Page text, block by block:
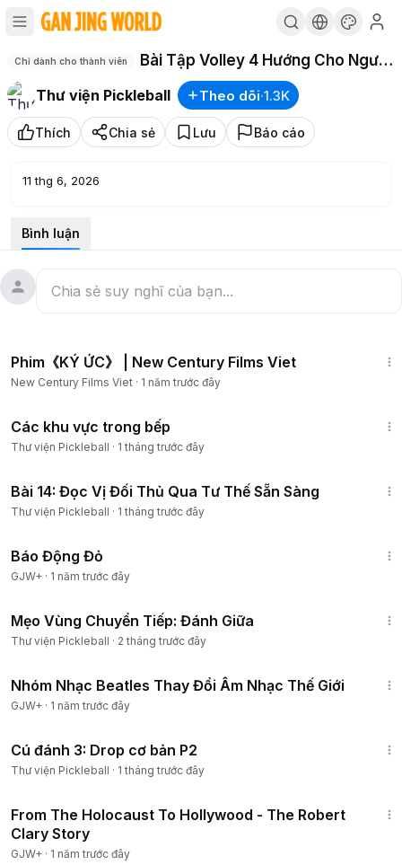
Chỉ dành cho thành viên
Bài Tập Volley 4 Hướng Cho Người
Mới
Thư viện Pickleball
Theo dõi·1.3K
Thích Chia sẻ Lưu Báo cáo
11 thg 6, 2026
Bình luận
Phim《KÝ ỨC》 | New Century Films Viet
New Century Films Viet · 1 năm trước đây
Thành viên
Các khu vực trong bếp
Thư viện Pickleball · 1 tháng trước đây
Thành viên
Bài 14: Đọc Vị Đối Thủ Qua Tư Thế Sẵn Sàng
Thư viện Pickleball · 1 tháng trước đây
Báo Động Đỏ
GJW+ · 1 năm trước đây
Thành viên
Mẹo Vùng Chuyển Tiếp: Đánh Giữa
Thư viện Pickleball · 2 tháng trước đây
Nhóm Nhạc Beatles Thay Đổi Âm Nhạc Thế Giới
GJW+ · 1 năm trước đây
Thành viên
Cú đánh 3: Drop cơ bản P2
Thư viện Pickleball · 1 tháng trước đây
From The Holocaust To Hollywood - The Robert
Clary Story
GJW+ · 1 năm trước đây